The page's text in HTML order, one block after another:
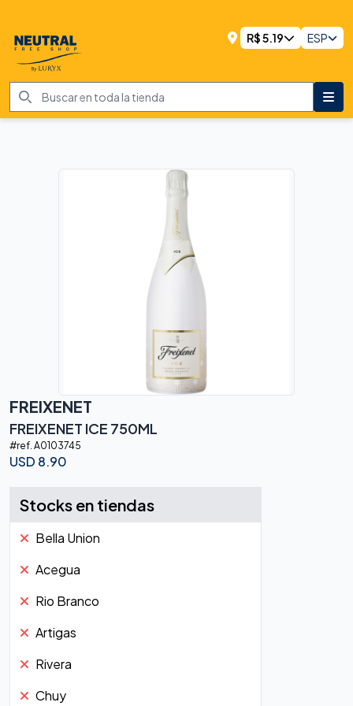
R$5.19 ESP
FREIXENET
FREIXENET ICE 750ML
#ref. A0103745
USD 8.90
Stocks en tiendas
Bella Union
Acegua
Rio Branco
Artigas
Rivera
Chuy